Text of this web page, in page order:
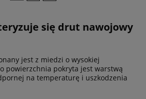
się drut nawojowy
jest z miedzi o wysokiej
powierzchnia pokryta jest warstwą
na temperaturę i uszkodzenia